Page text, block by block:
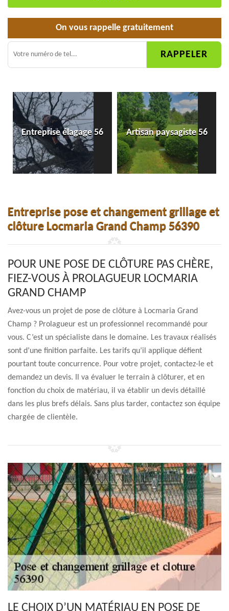
On vous rappelle gratuitement
Entreprise élagage 56 Artisan paysagiste 56
Entreprise pose et changement grillage et
clôture Locmaria Grand Champ 56390
POUR UNE POSE DE CLÔTURE PAS CHÈRE,
FIEZ-VOUS À PROLAGUEUR LOCMARIA
GRAND CHAMP
Avez-vous un projet de pose de clôture à Locmaria Grand
Champ ? Prolagueur est un professionnel recommandé pour
vous. C’est un spécialiste dans le domaine. Les travaux réalisés
sont d’une finition parfaite. Les tarifs qu’il applique défient
pourtant toute concurrence. Pour votre projet, contactez-le et
demandez un devis. Il va évaluer le terrain à clôturer, et en
fonction du choix de matériau, il va établir un devis détaillé
dans les plus brefs délais. Sans plus tarder, contactez son équipe
chargée de clientèle.
LE CHOIX D’UN MATÉRIAU EN POSE DE